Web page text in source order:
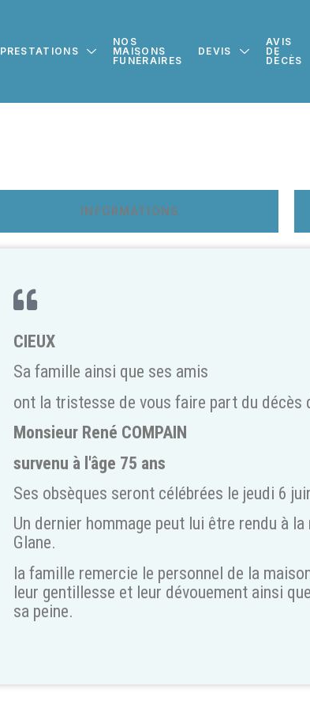
PRESTATIONS
NOS
MAISONS
FUNÉRAIRES
DEVIS
AVIS
DE
DÉCÈS
INFORMATIONS
CIEUX
Sa famille ainsi que ses amis
ont la tristesse de vous faire part du décès
Monsieur René COMPAIN
survenu à l'âge 75 ans
Ses obsèques seront célébrées le jeudi 6
Un dernier hommage peut lui être rendu à
Glane.
la famille remercie le personnel de la
leur gentillesse et leur dévouement ainsi
sa peine.